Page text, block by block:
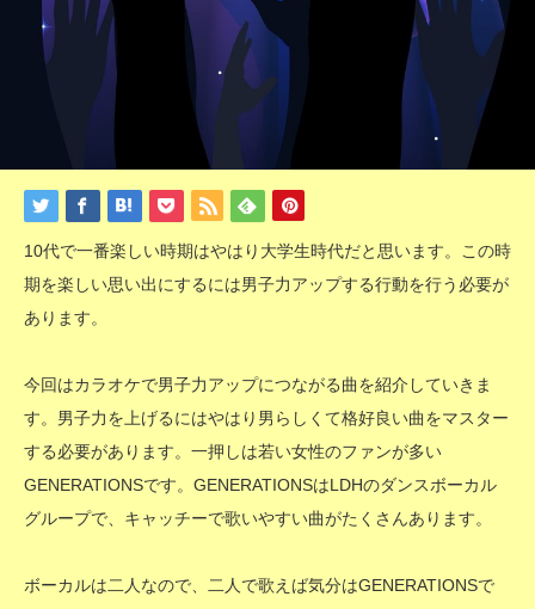
10代で一番楽しい時期はやはり大学生時代だと思います。この時
期を楽しい思い出にするには男子力アップする行動を行う必要が
あります。
今回はカラオケで男子力アップにつながる曲を紹介していきま
す。男子力を上げるにはやはり男らしくて格好良い曲をマスター
する必要があります。一押しは若い女性のファンが多い
GENERATIONSです。GENERATIONSはLDHのダンスボーカル
グループで、キャッチーで歌いやすい曲がたくさんあります。
ボーカルは二人なので、二人で歌えば気分はGENERATIONSで